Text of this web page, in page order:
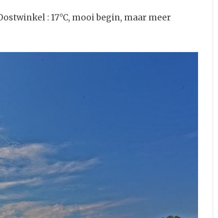
: 17°C, mooi begin, maar meer